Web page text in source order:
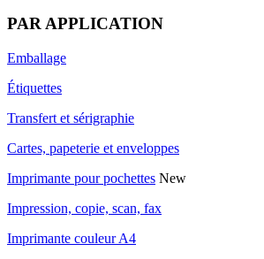
PAR APPLICATION
Emballage
Étiquettes
Transfert et sérigraphie
Cartes, papeterie et enveloppes
Imprimante pour pochettes New
Impression, copie, scan, fax
Imprimante couleur A4